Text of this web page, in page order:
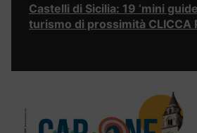
Castelli di Sicilia: 19 ‘mini
turismo di prossimità CLICCA